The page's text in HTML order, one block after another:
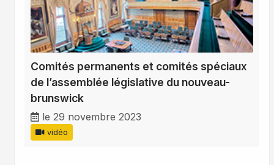
Comités permanents et comités spéciaux
de l’assemblée législative du nouveau-
brunswick
le 29 novembre 2023
vidéo